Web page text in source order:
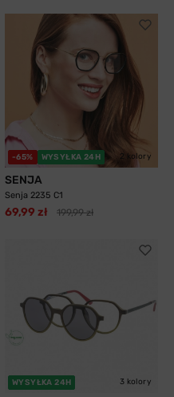
-65% WYSYŁKA 24H 2 kolory
SENJA
Senja 2235 C1
69,99 zł 199,99 zł
WYSYŁKA 24H 3 kolory